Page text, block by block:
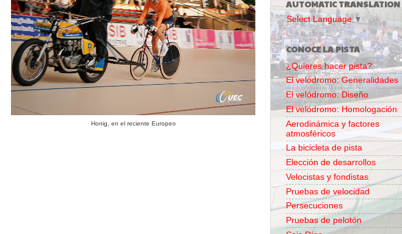
Honig, en el reciente Europeo
AUTOMATIC TRANSLATION
Select Language ▼
CONOCE LA PISTA
¿Quieres hacer pista?
El velódromo: Generalidades
El velódromo: Diseño
El velódromo: Homologación
Aerodinámica y factores
atmosféricos
La bicicleta de pista
Elección de desarrollos
Velocistas y fondistas
Pruebas de velocidad
Persecuciones
Pruebas de pelotón